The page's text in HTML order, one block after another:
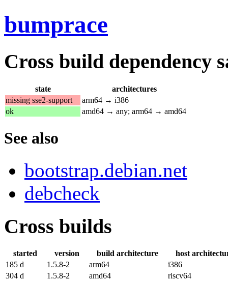
bumprace
Cross build dependency
state
architectures
missing sse2-support
arm64 → i386
ok
amd64 → any; arm64 → amd64
See also
bootstrap.debian.net
debcheck
Cross builds
started version build architecture
host
185 d
1.5.8-2 arm64
i386
304 d
1.5.8-2 amd64
riscv64